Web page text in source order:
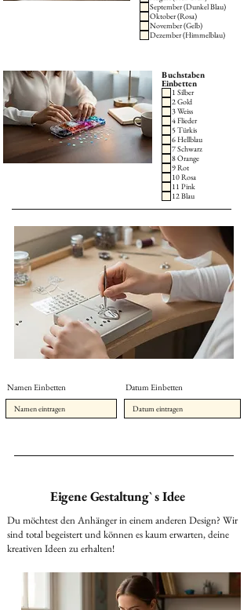
September (Dunkel Blau)
Oktober (Rosa)
November (Gelb)
Dezember (Himmelblau)
Buchstaben
Einbetten
1 Silber
2 Gold
3 Weiss
4 Flieder
5 Türkis
6 Hellblau
7 Schwarz
8 Orange
9 Rot
10 Rosa
11 Pink
12 Blau
Namen Einbetten Datum Einbetten
Eigene Gestaltung` s Idee
Du möchtest den Anhänger in einem anderen Design? Wir
sind total begeistert und können es kaum erwarten, deine
kreativen Ideen zu erhalten!